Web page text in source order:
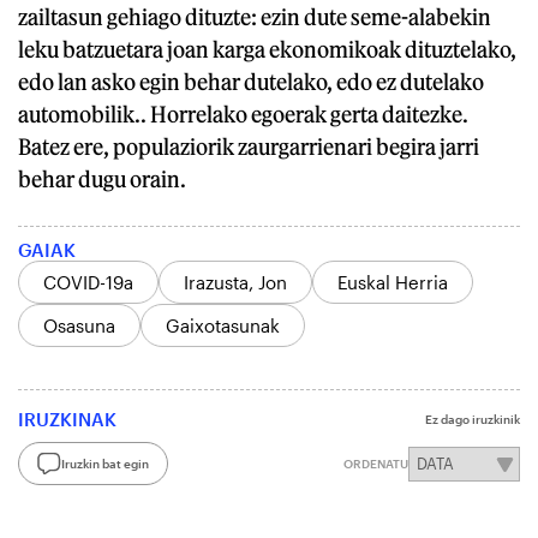
zailtasun gehiago dituzte: ezin dute seme-alabekin
leku batzuetara joan karga ekonomikoak dituztelako,
edo lan asko egin behar dutelako, edo ez dutelako
automobilik.. Horrelako egoerak gerta daitezke.
Batez ere, populaziorik zaurgarrienari begira jarri
behar dugu orain.
GAIAK
COVID-19a
Irazusta, Jon
Euskal Herria
Osasuna
Gaixotasunak
IRUZKINAK Ez dago iruzkinik
Iruzkin bat egin ORDENATU